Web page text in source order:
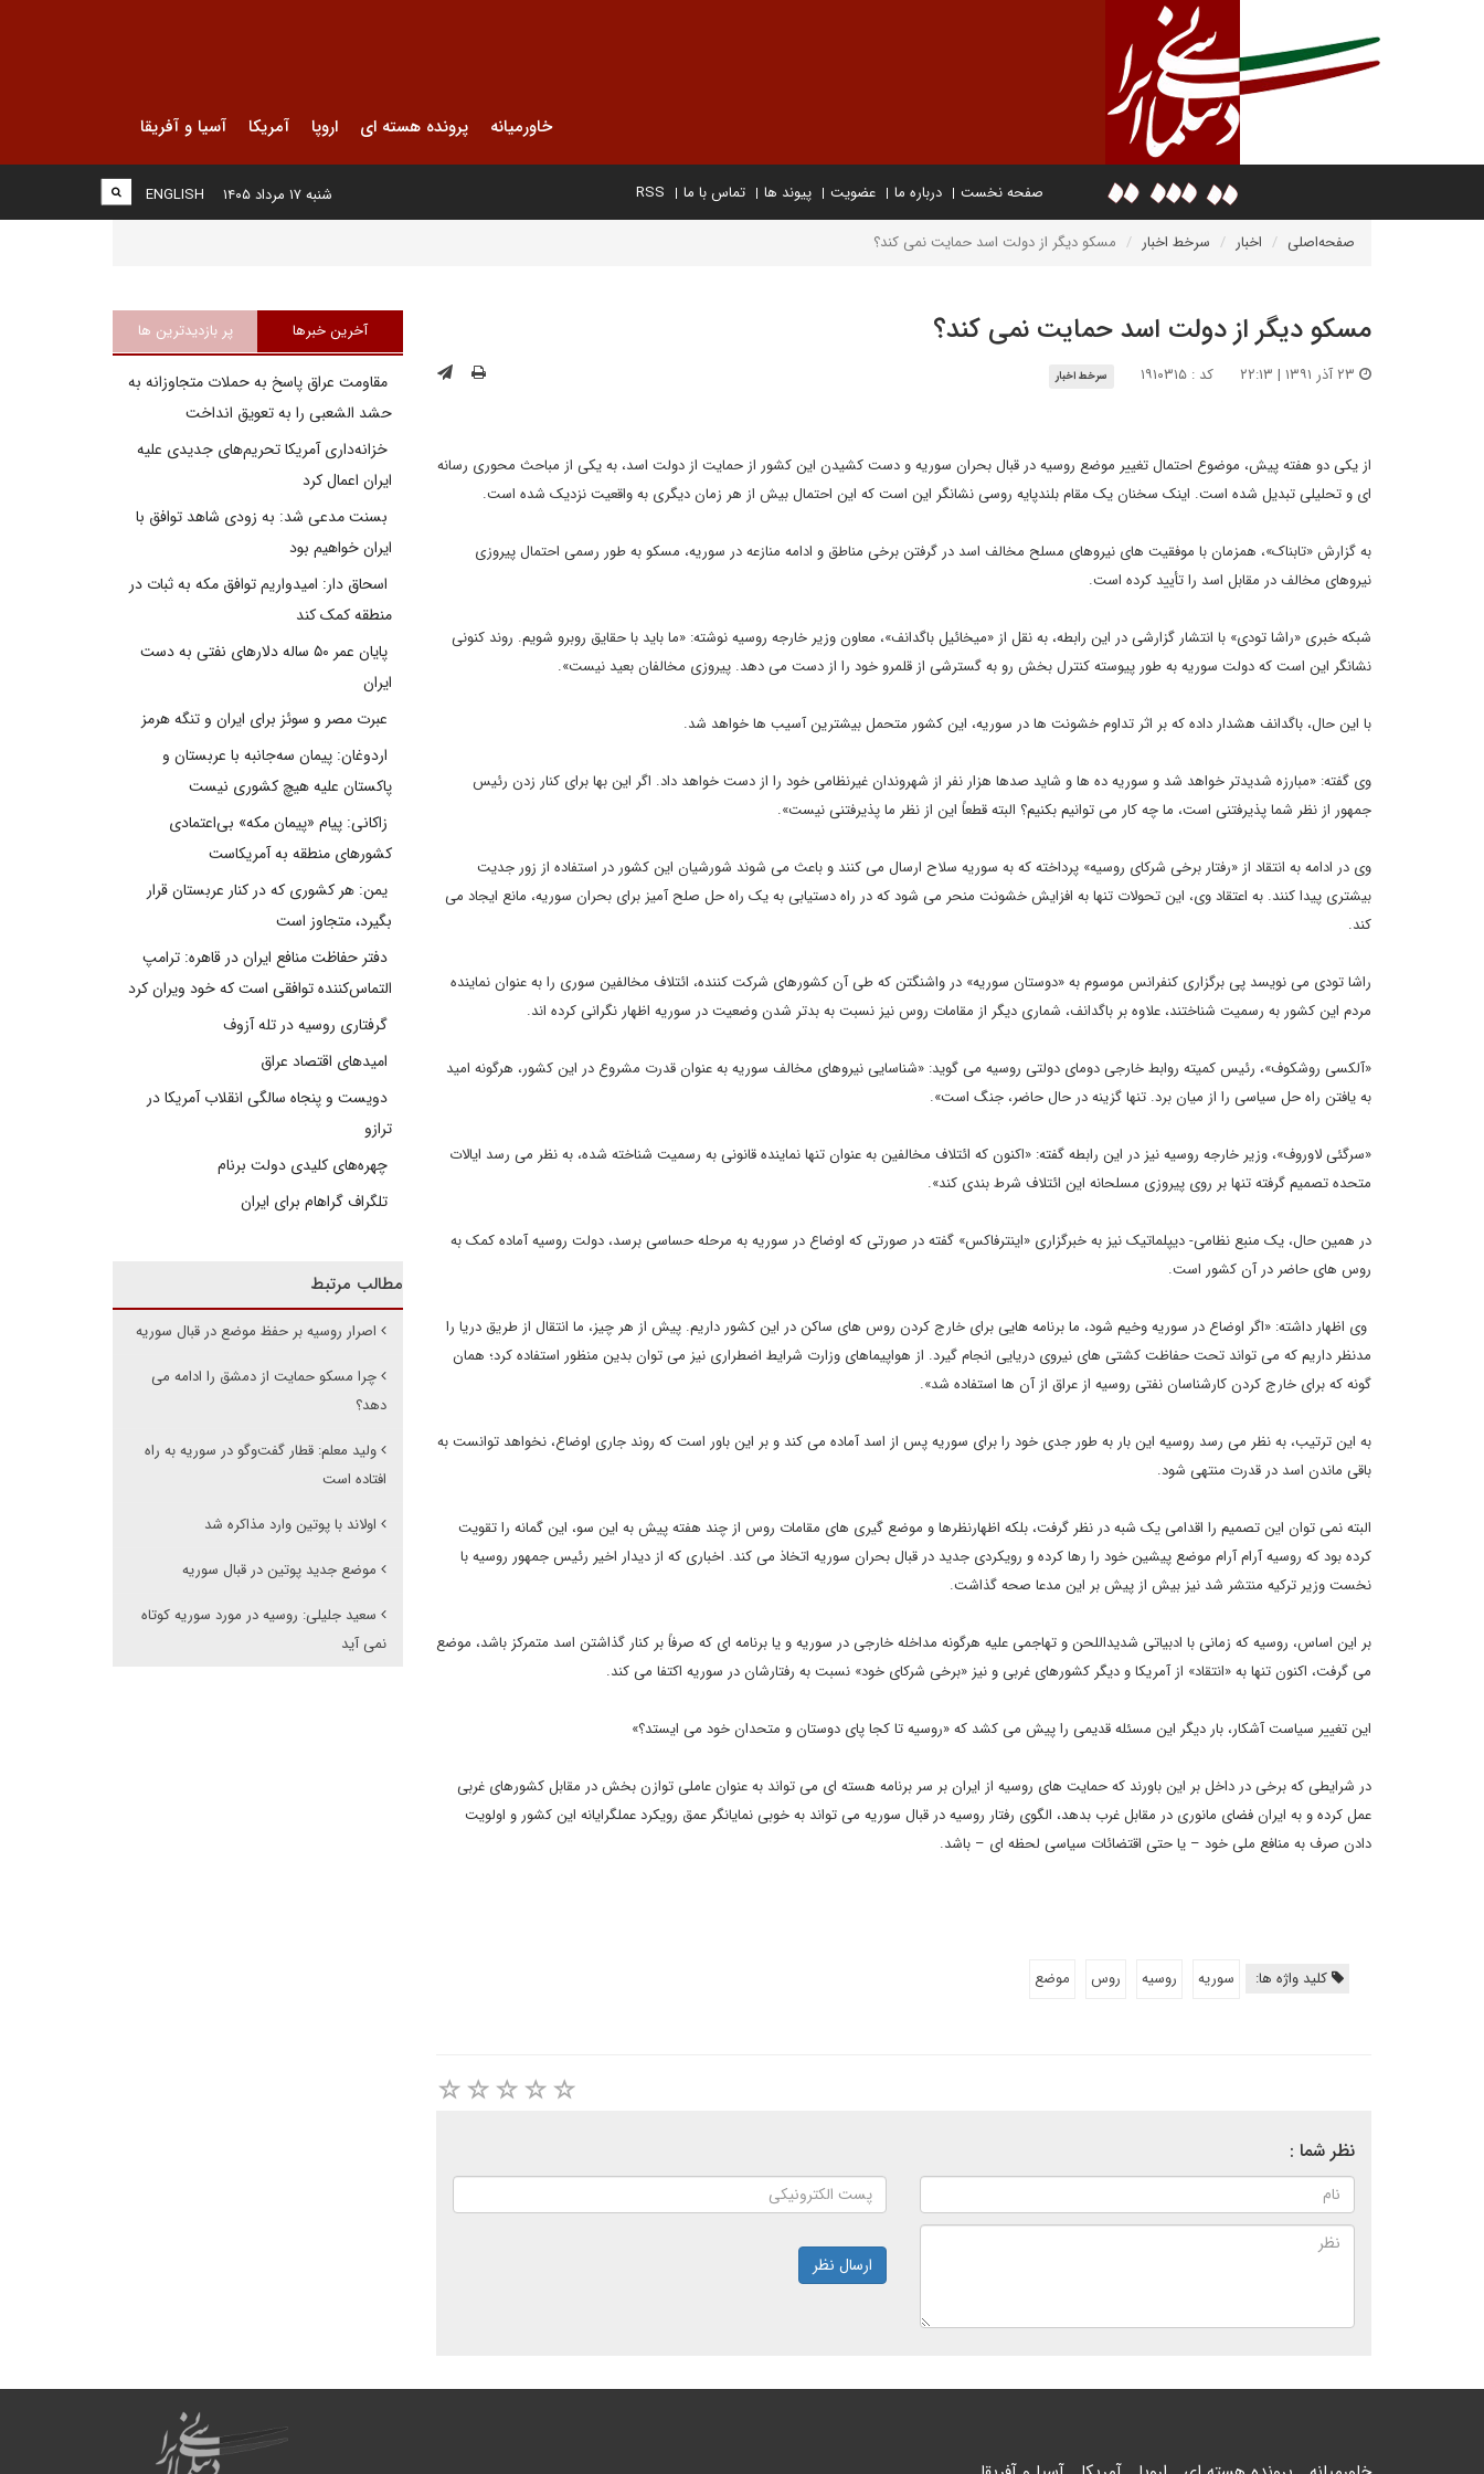
خاورمیانه پرونده هسته ای اروپا آمریکا آسیا و آفریقا
صفحه نخست درباره ما عضویت پیوند ها تماس با ما RSS
ENGLISH شنبه ۱۷ مرداد ۱۴۰۵
صفحه‌اصلی اخبار سرخط اخبار مسکو دیگر از دولت اسد حمایت نمی کند؟
مسکو دیگر از دولت اسد حمایت نمی کند؟
کد : ۱۹۱۰۳۱۵ سرخط اخبار
از یکی دو هفته پیش، موضوع احتمال تغییر موضع روسیه در قبال بحران سوریه و دست کشیدن این کشور از حمایت از دولت اسد، به یکی از مباحث محوری رسانه
ای و تحلیلی تبدیل شده است. اینک سخنان یک مقام بلندپایه روسی نشانگر این است که این احتمال بیش از هر زمان دیگری به واقعیت نزدیک شده است.
به گزارش «تابناک»، همزمان با موفقیت های نیروهای مسلح مخالف اسد در گرفتن برخی مناطق و ادامه منازعه در سوریه، مسکو به طور رسمی احتمال پیروزی
نیروهای مخالف در مقابل اسد را تأیید کرده است.
شبکه خبری «راشا تودی» با انتشار گزارشی در این رابطه، به نقل از «میخائیل باگدانف»، معاون وزیر خارجه روسیه نوشته: «ما باید با حقایق روبرو شویم. روند کنونی
نشانگر این است که دولت سوریه به طور پیوسته کنترل بخش رو به گسترشی از قلمرو خود را از دست می دهد. پیروزی مخالفان بعید نیست».
با این حال، باگدانف هشدار داده که بر اثر تداوم خشونت ها در سوریه، این کشور متحمل بیشترین آسیب ها خواهد شد.
وی گفته: «مبارزه شدیدتر خواهد شد و سوریه ده ها و شاید صدها هزار نفر از شهروندان غیرنظامی خود را از دست خواهد داد. اگر این بها برای کنار زدن رئیس
جمهور از نظر شما پذیرفتنی است، ما چه کار می توانیم بکنیم؟ البته قطعاً این از نظر ما پذیرفتنی نیست».
وی در ادامه به انتقاد از «رفتار برخی شرکای روسیه» پرداخته که به سوریه سلاح ارسال می کنند و باعث می شوند شورشیان این کشور در استفاده از زور جدیت
بیشتری پیدا کنند. به اعتقاد وی، این تحولات تنها به افزایش خشونت منحر می شود که در راه دستیابی به یک راه حل صلح آمیز برای بحران سوریه، مانع ایجاد می
کند.
راشا تودی می نویسد پی برگزاری کنفرانس موسوم به «دوستان سوریه» در واشنگتن که طی آن کشورهای شرکت کننده، ائتلاف مخالفین سوری را به عنوان نماینده
مردم این کشور به رسمیت شناختند، علاوه بر باگدانف، شماری دیگر از مقامات روس نیز نسبت به بدتر شدن وضعیت در سوریه اظهار نگرانی کرده اند.
«آلکسی روشکوف»، رئیس کمیته روابط خارجی دومای دولتی روسیه می گوید: «شناسایی نیروهای مخالف سوریه به عنوان قدرت مشروع در این کشور، هرگونه امید
به یافتن راه حل سیاسی را از میان برد. تنها گزینه در حال حاضر، جنگ است».
«سرگئی لاوروف»، وزیر خارجه روسیه نیز در این رابطه گفته: «اکنون که ائتلاف مخالفین به عنوان تنها نماینده قانونی به رسمیت شناخته شده، به نظر می رسد ایالات
متحده تصمیم گرفته تنها بر روی پیروزی مسلحانه این ائتلاف شرط بندی کند».
در همین حال، یک منبع نظامی- دیپلماتیک نیز به خبرگزاری «اینترفاکس» گفته در صورتی که اوضاع در سوریه به مرحله حساسی برسد، دولت روسیه آماده کمک به
روس های حاضر در آن کشور است.
وی اظهار داشته: «اگر اوضاع در سوریه وخیم شود، ما برنامه هایی برای خارج کردن روس های ساکن در این کشور داریم. پیش از هر چیز، ما انتقال از طریق دریا را
مدنظر داریم که می تواند تحت حفاظت کشتی های نیروی دریایی انجام گیرد. از هواپیماهای وزارت شرایط اضطراری نیز می توان بدین منظور استفاده کرد؛ همان
گونه که برای خارج کردن کارشناسان نفتی روسیه از عراق از آن ها استفاده شد».
به این ترتیب، به نظر می رسد روسیه این بار به طور جدی خود را برای سوریه پس از اسد آماده می کند و بر این باور است که روند جاری اوضاع، نخواهد توانست به
باقی ماندن اسد در قدرت منتهی شود.
البته نمی توان این تصمیم را اقدامی یک شبه در نظر گرفت، بلکه اظهارنظرها و موضع گیری های مقامات روس از چند هفته پیش به این سو، این گمانه را تقویت
کرده بود که روسیه آرام آرام موضع پیشین خود را رها کرده و رویکردی جدید در قبال بحران سوریه اتخاذ می کند. اخباری که از دیدار اخیر رئیس جمهور روسیه با
نخست وزیر ترکیه منتشر شد نیز بیش از پیش بر این مدعا صحه گذاشت.
بر این اساس، روسیه که زمانی با ادبیاتی شدیداللحن و تهاجمی علیه هرگونه مداخله خارجی در سوریه و یا برنامه ای که صرفاً بر کنار گذاشتن اسد متمرکز باشد، موضع
می گرفت، اکنون تنها به «انتقاد» از آمریکا و دیگر کشورهای غربی و نیز «برخی شرکای خود» نسبت به رفتارشان در سوریه اکتفا می کند.
این تغییر سیاست آشکار، بار دیگر این مسئله قدیمی را پیش می کشد که «روسیه تا کجا پای دوستان و متحدان خود می ایستد؟»
در شرایطی که برخی در داخل بر این باورند که حمایت های روسیه از ایران بر سر برنامه هسته ای می تواند به عنوان عاملی توازن بخش در مقابل کشورهای غربی
عمل کرده و به ایران فضای مانوری در مقابل غرب بدهد، الگوی رفتار روسیه در قبال سوریه می تواند به خوبی نمایانگر عمق رویکرد عملگرایانه این کشور و اولویت
دادن صرف به منافع ملی خود – یا حتی اقتضائات سیاسی لحظه ای – باشد.
کلید واژه ها: سوریه روسیه روس موضع
نظر شما :
ارسال نظر
آخرین خبرها پر بازدیدترین ها
مقاومت عراق پاسخ به حملات متجاوزانه به
حشد الشعبی را به تعویق انداخت
خزانه‌داری آمریکا تحریم‌های جدیدی علیه
ایران اعمال کرد
بسنت مدعی شد: به زودی شاهد توافق با
ایران خواهیم بود
اسحاق دار: امیدواریم توافق مکه به ثبات در
منطقه کمک کند
پایان عمر ۵۰ ساله دلارهای نفتی به دست
ایران
عبرت مصر و سوئز برای ایران و تنگه هرمز
اردوغان: پیمان سه‌جانبه با عربستان و
پاکستان علیه هیچ کشوری نیست
زاکانی: پیام «پیمان مکه» بی‌اعتمادی
کشورهای منطقه به آمریکاست
یمن: هر کشوری که در کنار عربستان قرار
بگیرد، متجاوز است
دفتر حفاظت منافع ایران در قاهره: ترامپ
التماس‌کننده توافقی است که خود ویران کرد
گرفتاری روسیه در تله آزوف
امیدهای اقتصاد عراق
دویست و پنجاه سالگی انقلاب آمریکا در
ترازو
چهره‌های کلیدی دولت برنام
تلگراف گراهام برای ایران
مطالب مرتبط
اصرار روسیه بر حفظ موضع در قبال سوریه
چرا مسکو حمایت از دمشق را ادامه می
دهد؟
ولید معلم: قطار گفت‌وگو در سوریه به راه
افتاده است
اولاند با پوتین وارد مذاکره شد
موضع جدید پوتین در قبال سوریه
سعید جلیلی: روسیه در مورد سوریه کوتاه
نمی آید